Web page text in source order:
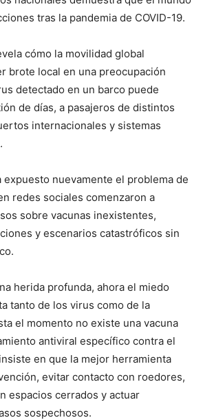
tras la pandemia de COVID-19.
cómo la movilidad global
brote local en una preocupación
detectado en un barco puede
de días, a pasajeros de distintos
internacionales y sistemas
nuevamente el problema de
redes sociales comenzaron a
sobre vacunas inexistentes,
y escenarios catastróficos sin
herida profunda, ahora el miedo
tanto de los virus como de la
el momento no existe una vacuna
antiviral específico contra el
en que la mejor herramienta
evitar contacto con roedores,
espacios cerrados y actuar
sospechosos.